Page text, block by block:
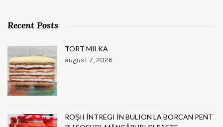
Recent Posts
TORT MILKA
august 7, 2026
ROȘII ÎNTREGI ÎN BULION LA BORCAN PENT